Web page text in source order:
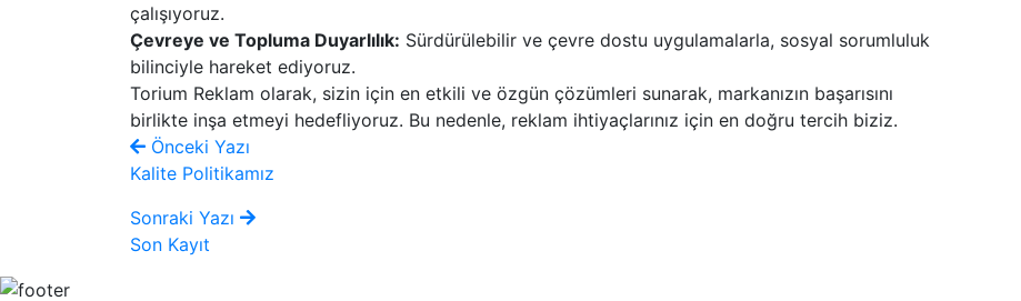
çalışıyoruz.
Çevreye ve Topluma Duyarlılık: Sürdürülebilir ve çevre dostu uygulamalarla, sosyal sorumluluk
bilinciyle hareket ediyoruz.
Torium Reklam olarak, sizin için en etkili ve özgün çözümleri sunarak, markanızın başarısını
birlikte inşa etmeyi hedefliyoruz. Bu nedenle, reklam ihtiyaçlarınız için en doğru tercih biziz.
Önceki Yazı
Kalite Politikamız
Sonraki Yazı
Son Kayıt